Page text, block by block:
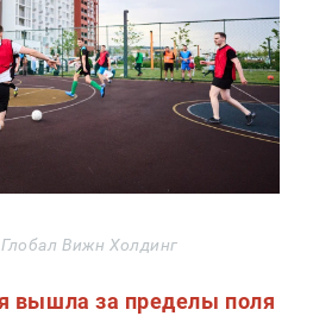
Вижн Холдинг
вышла за пределы поля